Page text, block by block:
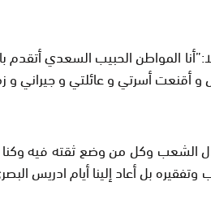
المواطن الحبيب السعدي أتقدم
و أقنعت أسرتي و عائلتي و جيراني
الشعب وكل من وضع ثقته فيه وكنا
بل أعاد إلينا أيام ادريس